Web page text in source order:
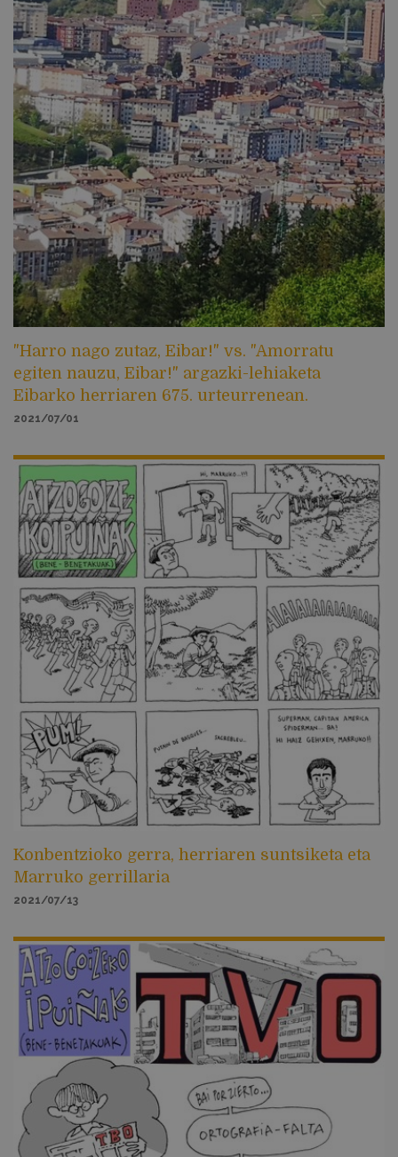
"Harro nago zutaz, Eibar!" vs. "Amorratu
egiten nauzu, Eibar!" argazki-lehiaketa
Eibarko herriaren 675. urteurrenean.
2021/07/01
Konbentzioko gerra, herriaren suntsiketa eta
Marruko gerrillaria
2021/07/13